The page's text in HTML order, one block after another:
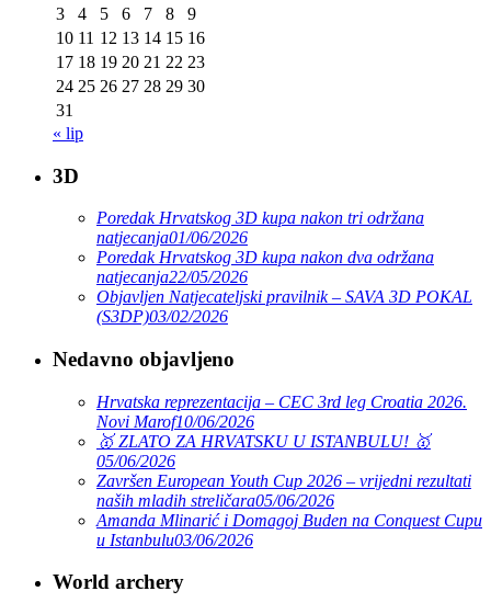
3
4 5 6 7 8
9
10 11 12 13 14 15 16
17 18 19 20 21 22 23
24 25 26 27 28 29 30
31
« lip
3D
Poredak Hrvatskog 3D kupa nakon tri održana
natjecanja01/06/2026
Poredak Hrvatskog 3D kupa nakon dva održana
natjecanja22/05/2026
Objavljen Natjecateljski pravilnik – SAVA 3D POKAL
(S3DP)03/02/2026
Nedavno objavljeno
Hrvatska reprezentacija – CEC 3rd leg Croatia 2026.
Novi Marof10/06/2026
🥇 ZLATO ZA HRVATSKU U ISTANBULU! 🥇
05/06/2026
Završen European Youth Cup 2026 – vrijedni rezultati
naših mladih streličara05/06/2026
Amanda Mlinarić i Domagoj Buden na Conquest Cupu
u Istanbulu03/06/2026
World archery